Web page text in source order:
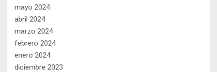
mayo 2024
abril 2024
marzo 2024
febrero 2024
enero 2024
diciembre 2023